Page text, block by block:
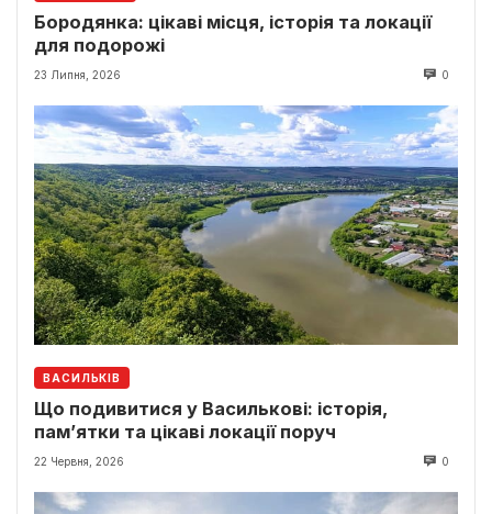
Бородянка: цікаві місця, історія та локації
для подорожі
23 Липня, 2026 0
ВАСИЛЬКІВ
Що подивитися у Василькові: історія,
пам’ятки та цікаві локації поруч
22 Червня, 2026 0